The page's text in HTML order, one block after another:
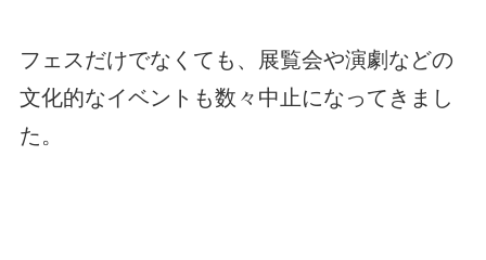
フェスだけでなくても、展覧会や演劇などの
文化的なイベントも数々中止になってきまし
た。